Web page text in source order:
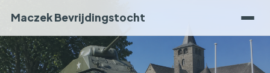
Maczek Bevrijdingstocht